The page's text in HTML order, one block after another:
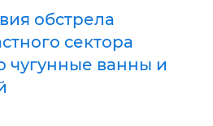
обстрела
сектора
чугунные ванны и